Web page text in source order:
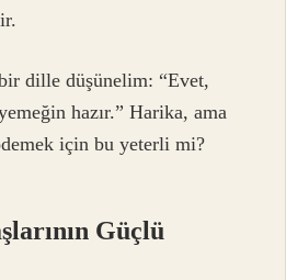
dille düşünelim: “Evet,
hazır.” Harika, ama
için bu yeterli mi?
Güçlü